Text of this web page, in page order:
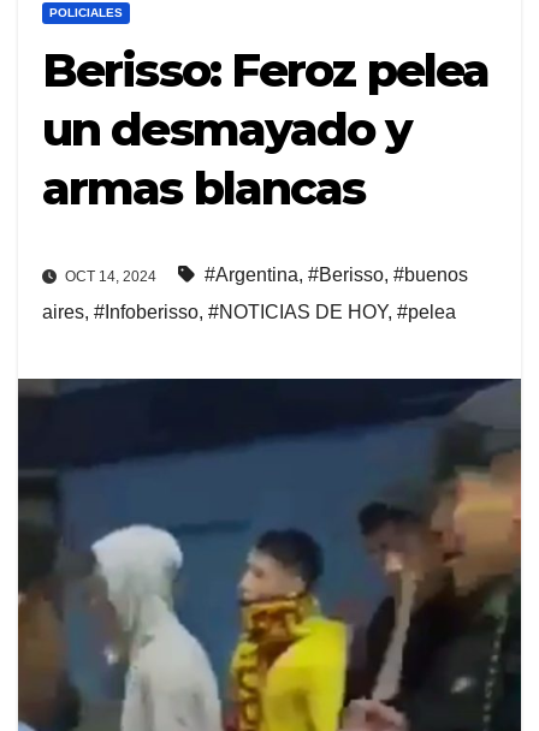
POLICIALES
Berisso: Feroz pelea
un desmayado y
armas blancas
OCT 14, 2024 #Argentina, #Berisso, #buenos
aires, #Infoberisso, #NOTICIAS DE HOY, #pelea